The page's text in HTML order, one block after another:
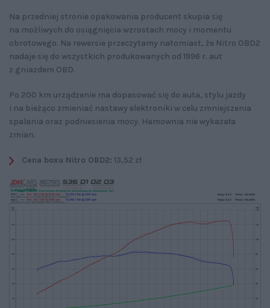
Na przedniej stronie opakowania producent skupia się
na możliwych do osiągnięcia wzrostach mocy i momentu
obrotowego. Na rewersie przeczytamy natomiast, że Nitro OBD2
nadaje się do wszystkich produkowanych od 1996 r. aut
z gniazdem OBD.
Po 200 km urządzenie ma dopasować się do auta, stylu jazdy
i na bieżąco zmieniać nastawy elektroniki w celu zmniejszenia
spalania oraz podniesienia mocy. Hamownia nie wykazała
zmian.
Cena boxu Nitro OBD2: 13,52 zł